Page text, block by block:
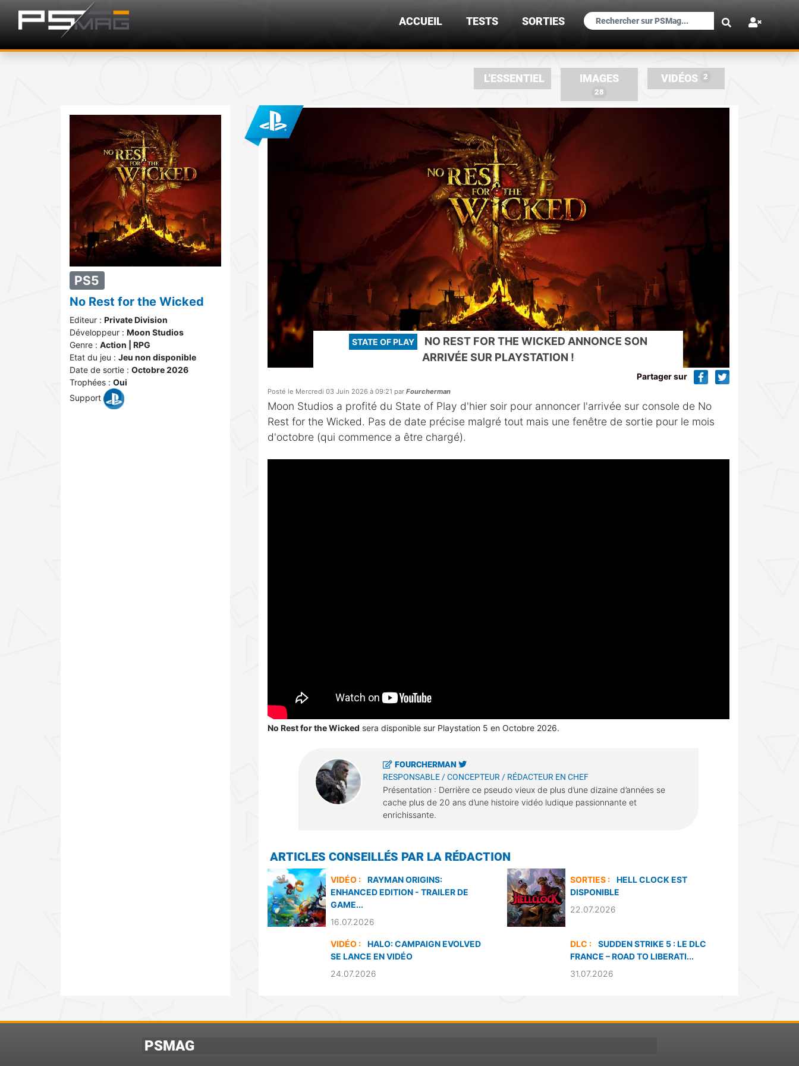
×
ACCUEIL TESTS SORTIES
L'ESSENTIEL IMAGES
28
VIDÉOS 2
PS5
No Rest for the Wicked
Editeur : Private Division
Développeur : Moon Studios
Genre : Action | RPG
Etat du jeu : Jeu non disponible
Date de sortie : Octobre 2026
Trophées : Oui
Support
STATE OF PLAY
NO REST FOR THE WICKED ANNONCE SON
ARRIVÉE SUR PLAYSTATION !
Partager sur
Posté le Mercredi 03 Juin 2026 à 09:21 par Fourcherman
Moon Studios a profité du State of Play d'hier soir pour annoncer l'arrivée sur console de No
Rest for the Wicked. Pas de date précise malgré tout mais une fenêtre de sortie pour le mois
d'octobre (qui commence a être chargé).
No Rest for the Wicked sera disponible sur Playstation 5 en Octobre 2026.
FOURCHERMAN
RESPONSABLE / CONCEPTEUR / RÉDACTEUR EN CHEF
Présentation : Derrière ce pseudo vieux de plus d’une dizaine d’années se
cache plus de 20 ans d’une histoire vidéo ludique passionnante et
enrichissante.
ARTICLES CONSEILLÉS PAR LA RÉDACTION
VIDÉO :
RAYMAN ORIGINS:
ENHANCED EDITION - TRAILER DE
GAME...
16.07.2026
SORTIES :
HELL CLOCK EST
DISPONIBLE
22.07.2026
VIDÉO :
HALO: CAMPAIGN EVOLVED
SE LANCE EN VIDÉO
24.07.2026
DLC :
SUDDEN STRIKE 5 : LE DLC
FRANCE – ROAD TO LIBERATI...
31.07.2026
PSMAG